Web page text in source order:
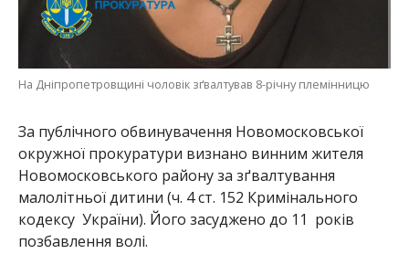
Раніше ми повідомили про те, що на
Дніпропетровщині до 10 років позбавлення волі
отримав ґвалтівник 16-річної дівчини. Подробиці
–тут